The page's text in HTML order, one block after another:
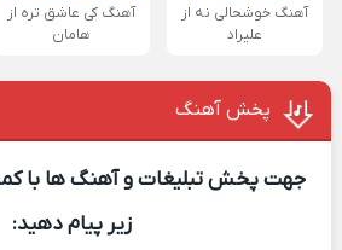
آهنگ خوشحالی نه از
علیراد
آهنگ کی عاشق تره از
هامان
پخش آهنگ
جهت پخش تبلیغات و آهنگ ها با
زیر پیام دهید: